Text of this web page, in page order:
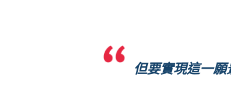
但要實現這一